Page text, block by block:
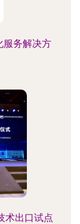
服务解决方
术出口试点